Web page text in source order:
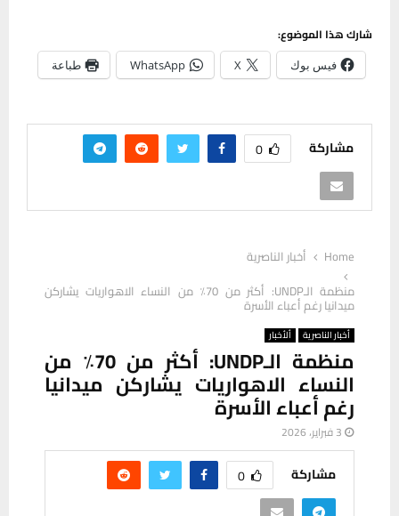
شارك هذا الموضوع:
فيس بوك X
WhatsApp طباعة
مشاركة 0
Home
أخبار الناصرية
منظمة الـUNDP: أكثر من 70٪ من النساء الاهواريات يشاركن
ميدانيا رغم أعباء الأسرة
أخبار الناصرية ألأخبار
منظمة الـUNDP: أكثر من 70٪ من
النساء الاهواريات يشاركن ميدانيا
رغم أعباء الأسرة
3 فبراير، 2026
مشاركة 0